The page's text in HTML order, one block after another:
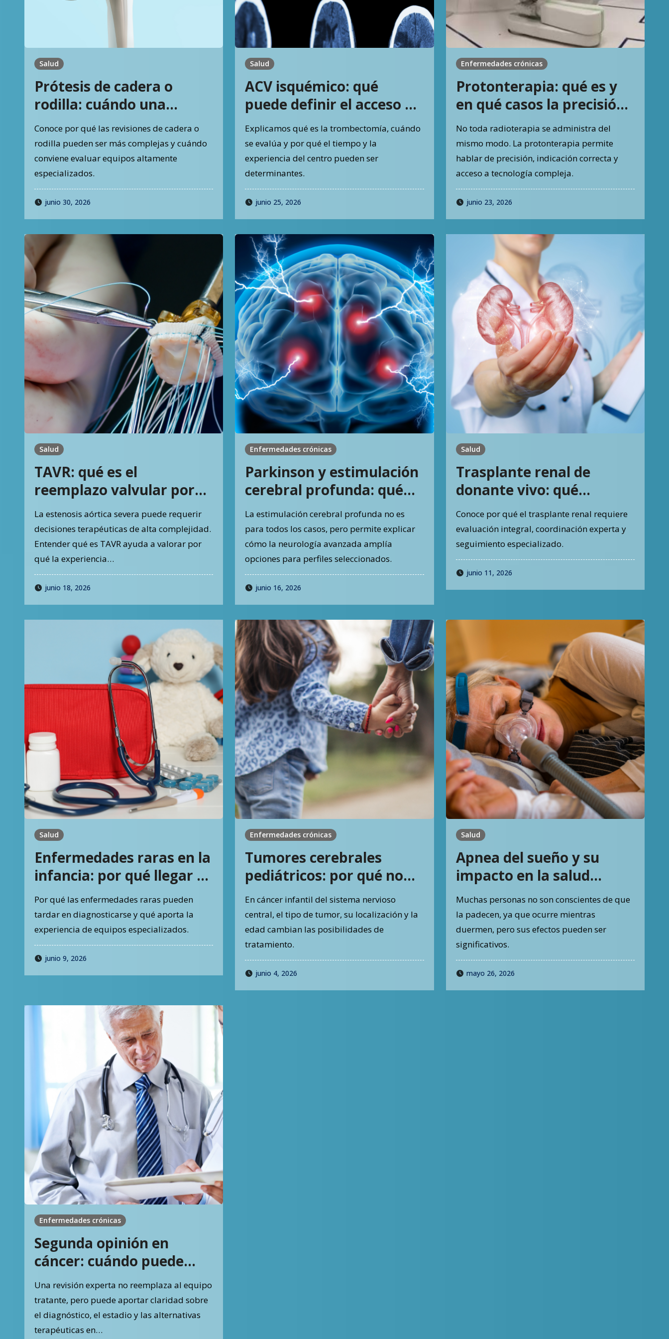
Salud
Prótesis de cadera o
rodilla: cuándo una
cirugía de revisión
requiere alta
especialización
Conoce por qué las revisiones de cadera o
rodilla pueden ser más complejas y cuándo
conviene evaluar equipos altamente
especializados.
junio 30, 2026
Salud
ACV isquémico: qué
puede definir el acceso a
trombectomía en las
primeras horas
Explicamos qué es la trombectomía, cuándo
se evalúa y por qué el tiempo y la
experiencia del centro pueden ser
determinantes.
junio 25, 2026
Enfermedades crónicas
Protonterapia: qué es y
en qué casos la precisión
de la radiación cobra
valor
No toda radioterapia se administra del
mismo modo. La protonterapia permite
hablar de precisión, indicación correcta y
acceso a tecnología compleja.
junio 23, 2026
Salud
TAVR: qué es el
reemplazo valvular por
catéter y por qué exige
evaluación experta
La estenosis aórtica severa puede requerir
decisiones terapéuticas de alta complejidad.
Entender qué es TAVR ayuda a valorar por
qué la experiencia…
junio 18, 2026
Enfermedades crónicas
Parkinson y estimulación
cerebral profunda: qué
pacientes podrían ser
evaluados
La estimulación cerebral profunda no es
para todos los casos, pero permite explicar
cómo la neurología avanzada amplía
opciones para perfiles seleccionados.
junio 16, 2026
Salud
Trasplante renal de
donante vivo: qué
decisiones clínicas
requieren coordinación
experta
Conoce por qué el trasplante renal requiere
evaluación integral, coordinación experta y
seguimiento especializado.
junio 11, 2026
Salud
Enfermedades raras en la
infancia: por qué llegar a
un diagnóstico preciso
puede tomar años
Por qué las enfermedades raras pueden
tardar en diagnosticarse y qué aporta la
experiencia de equipos especializados.
junio 9, 2026
Enfermedades crónicas
Tumores cerebrales
pediátricos: por qué no
todos deben abordarse
del mismo modo
En cáncer infantil del sistema nervioso
central, el tipo de tumor, su localización y la
edad cambian las posibilidades de
tratamiento.
junio 4, 2026
Salud
Apnea del sueño y su
impacto en la salud
cardiovascular
Muchas personas no son conscientes de que
la padecen, ya que ocurre mientras
duermen, pero sus efectos pueden ser
significativos.
mayo 26, 2026
Enfermedades crónicas
Segunda opinión en
cáncer: cuándo puede
cambiar el plan de
tratamiento
Una revisión experta no reemplaza al equipo
tratante, pero puede aportar claridad sobre
el diagnóstico, el estadio y las alternativas
terapéuticas en…